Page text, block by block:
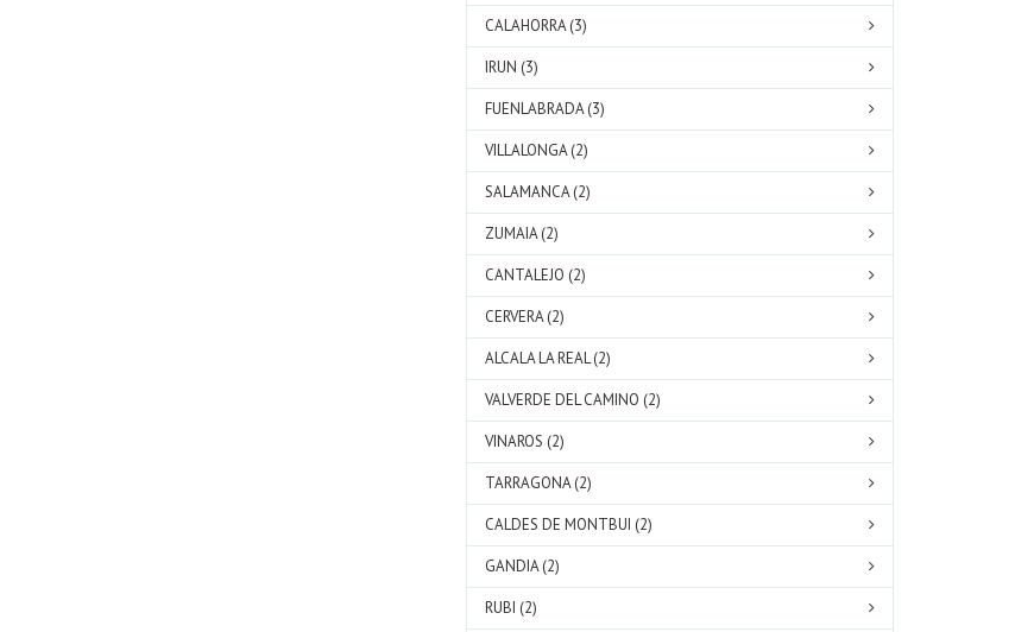
CALAHORRA (3)
IRUN (3)
FUENLABRADA (3)
VILLALONGA (2)
SALAMANCA (2)
ZUMAIA (2)
CANTALEJO (2)
CERVERA (2)
ALCALA LA REAL (2)
VALVERDE DEL CAMINO (2)
VINAROS (2)
TARRAGONA (2)
CALDES DE MONTBUI (2)
GANDIA (2)
RUBI (2)